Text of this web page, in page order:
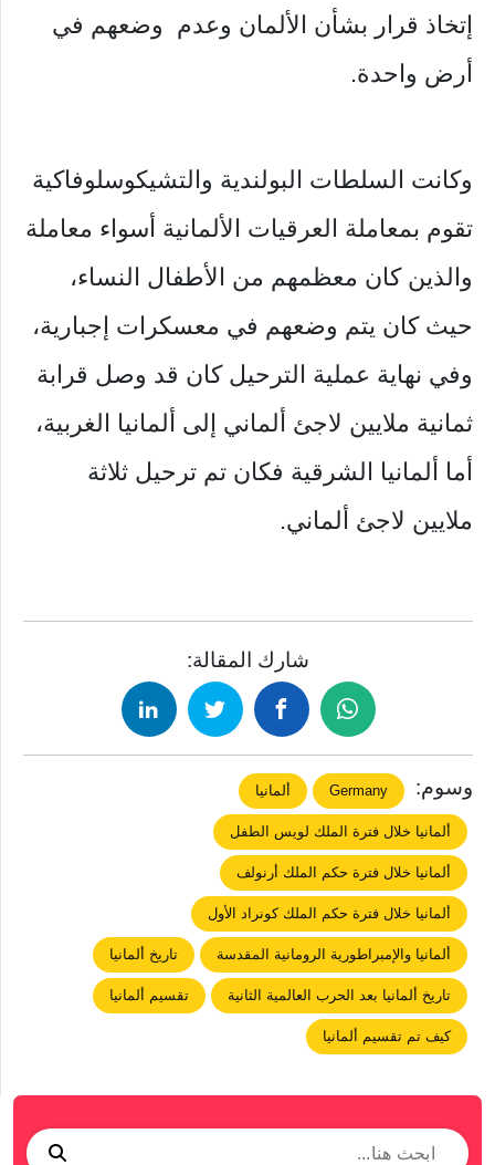
إتخاذ قرار بشأن الألمان وعدم وضعهم في
أرض واحدة.
وكانت السلطات البولندية والتشيكوسلوفاكية
تقوم بمعاملة العرقيات الألمانية أسواء معاملة
والذين كان معظمهم من الأطفال النساء،
حيث كان يتم وضعهم في معسكرات إجبارية،
وفي نهاية عملية الترحيل كان قد وصل قرابة
ثمانية ملايين لاجئ ألماني إلى ألمانيا الغربية،
أما ألمانيا الشرقية فكان تم ترحيل ثلاثة
ملايين لاجئ ألماني.
شارك المقالة:
وسوم: Germany ألمانيا
ألمانيا خلال فترة الملك لويس الطفل
ألمانيا خلال فترة حكم الملك أرنولف
ألمانيا خلال فترة حكم الملك كونراد الأول
ألمانيا والإمبراطورية الرومانية المقدسة تاريخ ألمانيا
تاريخ ألمانيا بعد الحرب العالمية الثانية تقسيم ألمانيا
كيف تم تقسيم ألمانيا